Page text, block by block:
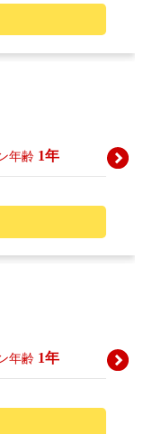
年齢 1年
年齢 1年